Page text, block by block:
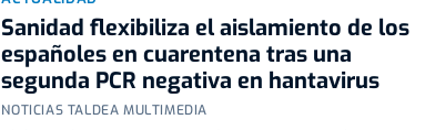
Sanidad flexibiliza el aislamiento de los
españoles en cuarentena tras una
segunda PCR negativa en hantavirus
NOTICIAS TALDEA MULTIMEDIA